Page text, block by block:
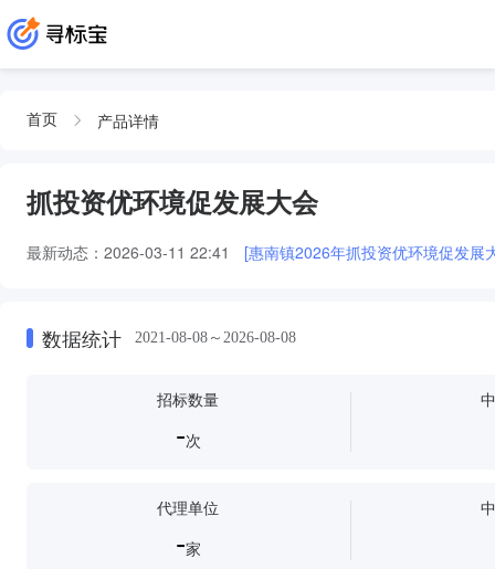
首页 产品详情
抓投资优环境促发展大会
最新动态： 2026-03-11 22:41 [惠南镇2026年抓投资优环境促发展
数据统计 2021-08-08～2026-08-08
招标数量
-次
代理单位
-家